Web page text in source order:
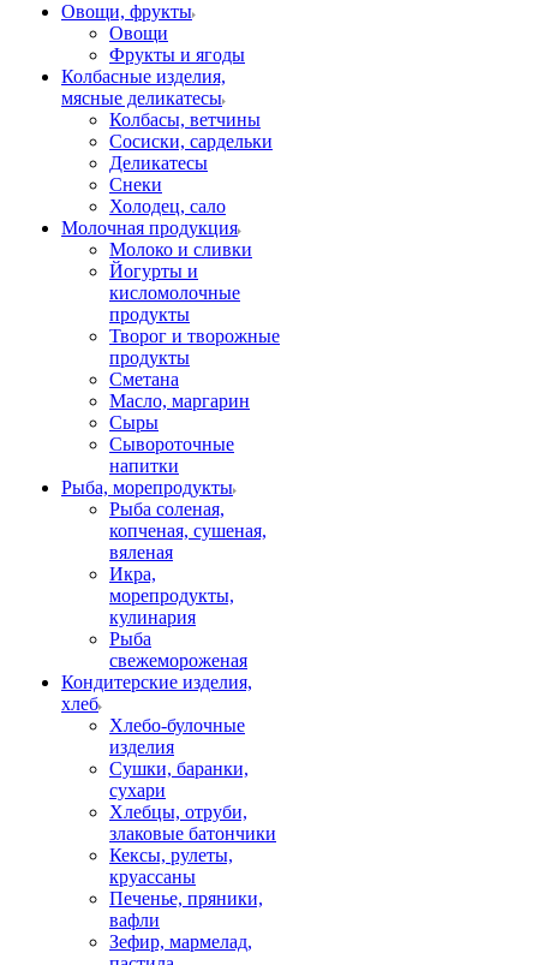
Овощи, фрукты
Овощи
Фрукты и ягоды
Колбасные изделия,
мясные деликатесы
Колбасы, ветчины
Сосиски, сардельки
Деликатесы
Снеки
Холодец, сало
Молочная продукция
Молоко и сливки
Йогурты и
кисломолочные
продукты
Творог и творожные
продукты
Сметана
Масло, маргарин
Сыры
Сывороточные
напитки
Рыба, морепродукты
Рыба соленая,
копченая, сушеная,
вяленая
Икра,
морепродукты,
кулинария
Рыба
свежемороженая
Кондитерские изделия,
хлеб
Хлебо-булочные
изделия
Сушки, баранки,
сухари
Хлебцы, отруби,
злаковые батончики
Кексы, рулеты,
круассаны
Печенье, пряники,
вафли
Зефир, мармелад,